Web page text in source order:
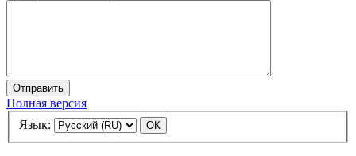
Полная версия
Язык: